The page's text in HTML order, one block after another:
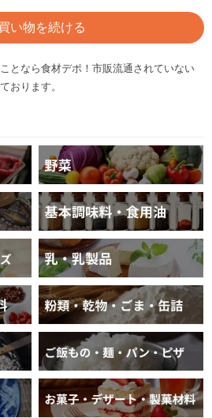
い物を続ける
となら食材デポ！市販流通されていない
おります。